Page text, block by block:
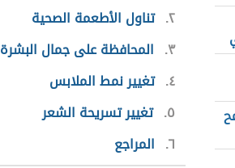
٢ تناول الأطعمة الصحية
٣ المحافظة على جمال البشرة
٤ تغيير نمط الملابس
٥ تغيير تسريحة الشعر
٦ المراجع